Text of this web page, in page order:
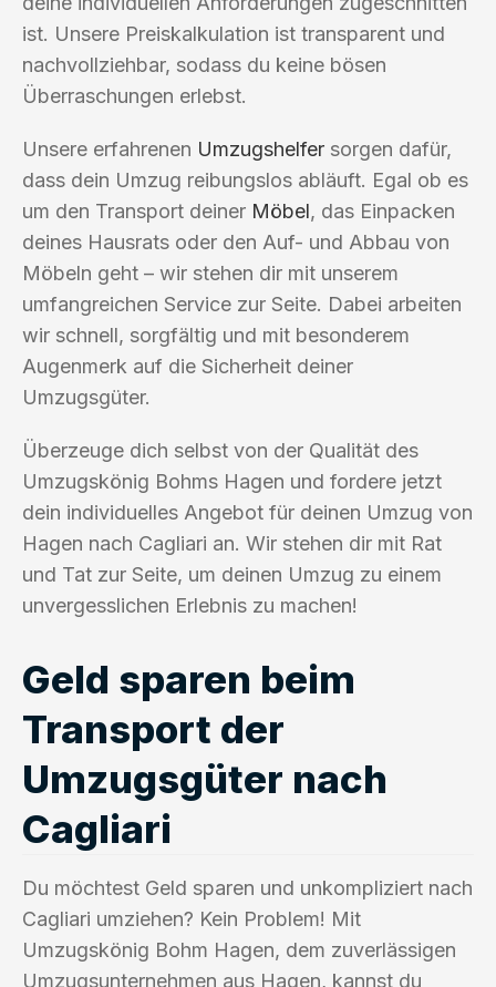
ist. Unsere Preiskalkulation ist transparent und
nachvollziehbar, sodass du keine bösen
Überraschungen erlebst.
Unsere erfahrenen Umzugshelfer sorgen dafür,
dass dein Umzug reibungslos abläuft. Egal ob es
um den Transport deiner Möbel, das Einpacken
deines Hausrats oder den Auf- und Abbau von
Möbeln geht – wir stehen dir mit unserem
umfangreichen Service zur Seite. Dabei arbeiten
wir schnell, sorgfältig und mit besonderem
Augenmerk auf die Sicherheit deiner
Umzugsgüter.
Überzeuge dich selbst von der Qualität des
Umzugskönig Bohms Hagen und fordere jetzt
dein individuelles Angebot für deinen Umzug von
Hagen nach Cagliari an. Wir stehen dir mit Rat
und Tat zur Seite, um deinen Umzug zu einem
unvergesslichen Erlebnis zu machen!
Geld sparen beim
Transport der
Umzugsgüter nach
Cagliari
Du möchtest Geld sparen und unkompliziert nach
Cagliari umziehen? Kein Problem! Mit
Umzugskönig Bohm Hagen, dem zuverlässigen
Umzugsunternehmen aus Hagen, kannst du